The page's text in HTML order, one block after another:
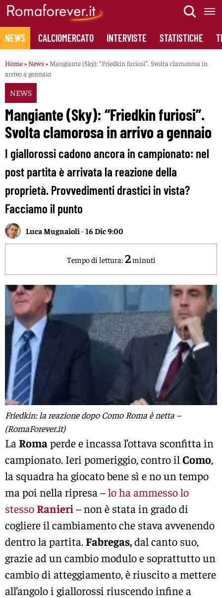
Skip
content
NEWS CALCIOMERCATO INTERVISTE STATISTICHE
Home» News» Mangiante (Sky): “Friedkin furiosi”. Svolta clamorosa in
arrivo a gennaio
NEWS
Mangiante (Sky): “Friedkin furiosi”.
Svolta clamorosa in arrivo a gennaio
I giallorossi cadono ancora in campionato: nel
post partita è arrivata la reazione della
proprietà. Provvedimenti drastici in vista?
Facciamo il punto
Luca Mugnaioli -16 Dic 9:00
Tempo di lettura: 2minuti
Friedkin: la reazione dopo Como Roma è netta –
(RomaForever.it)
La Romaperde e incassa l’ottava sconfitta in
campionato. Ieri pomeriggio, contro il Como,
la squadra ha giocato bene sì e no un tempo
ma poi nella ripresa –lo ha ammesso lo
stessoRanieri– non è stata in grado di
cogliere il cambiamento che stava avvenendo
dentro la partita.Fabregas,dal canto suo,
grazie ad un cambio modulo e soprattutto un
cambio di atteggiamento, è riuscito a mettere
all’angolo i giallorossi riuscendo infine a